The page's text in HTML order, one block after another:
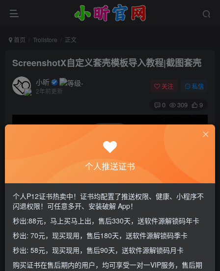
首页 Trollstore 正文
ScreenshotX自定义套壳模板导入教程|截图套壳
小昕
2年前更新
关注 私信
0 309 9
截图套壳现在也是众多小伙伴们经常使用的一个作图方式，
今天给大家带来的是ScreenshotX这款软件的自定义套壳，
比起普通的套壳更加美观有趣
自定义套壳模板导入教程
个人推送证书
个人P12证书热卖中！证书均配置了推送权限、健康、小程序不
闪退权限！可任意多开、安装破解 App！
秒出:88元，马上买马上出，售后330天，送软件源解锁码年卡
秒出: 70元，现买现用，售后180天，送软件源解锁码季卡
秒出: 58元，现买现用，售后90天，送软件源解锁码月卡
购买证书在售后期内的用户，均可享受一对一VIP服务，售后期